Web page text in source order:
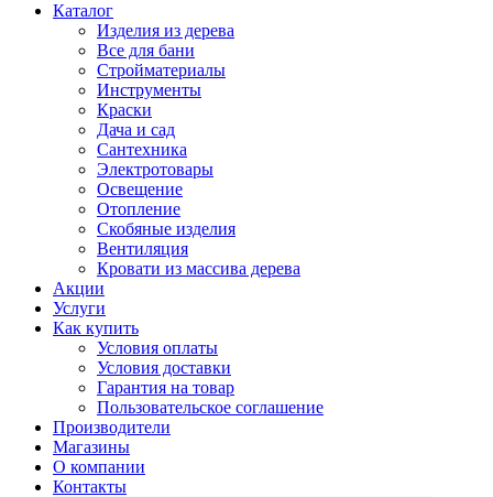
Каталог
Изделия из дерева
Все для бани
Стройматериалы
Инструменты
Краски
Дача и сад
Сантехника
Электротовары
Освещение
Отопление
Скобяные изделия
Вентиляция
Кровати из массива дерева
Акции
Услуги
Как купить
Условия оплаты
Условия доставки
Гарантия на товар
Пользовательское соглашение
Производители
Магазины
О компании
Контакты